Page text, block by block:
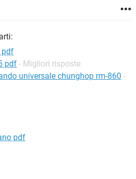
pdf
pdf - Migliori risposte
universale chunghop rm-860 -
pdf